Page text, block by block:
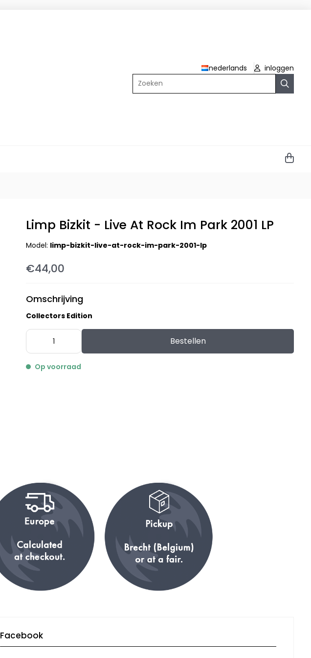
nederlands
inloggen
Zoeken
Limp Bizkit - Live At Rock Im Park 2001 LP
Model: limp-bizkit-live-at-rock-im-park-2001-lp
€44,00
Omschrijving
Collectors Edition
Bestellen
Op voorraad
Facebook